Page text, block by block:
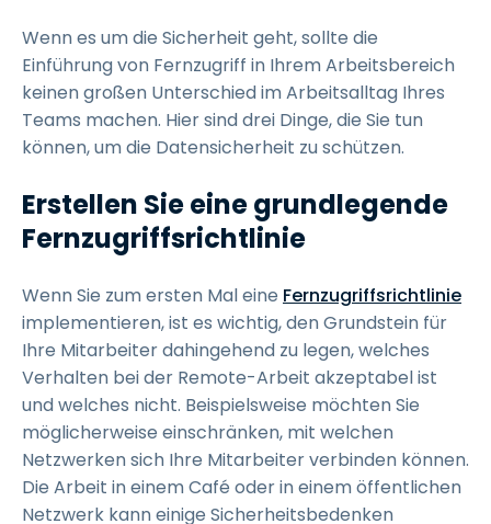
Wenn es um die Sicherheit geht, sollte die
Einführung von Fernzugriff in Ihrem Arbeitsbereich
keinen großen Unterschied im Arbeitsalltag Ihres
Teams machen. Hier sind drei Dinge, die Sie tun
können, um die Datensicherheit zu schützen.
Erstellen Sie eine grundlegende
Fernzugriffsrichtlinie
Wenn Sie zum ersten Mal eine Fernzugriffsrichtlinie
implementieren, ist es wichtig, den Grundstein für
Ihre Mitarbeiter dahingehend zu legen, welches
Verhalten bei der Remote-Arbeit akzeptabel ist
und welches nicht. Beispielsweise möchten Sie
möglicherweise einschränken, mit welchen
Netzwerken sich Ihre Mitarbeiter verbinden können.
Die Arbeit in einem Café oder in einem öffentlichen
Netzwerk kann einige Sicherheitsbedenken